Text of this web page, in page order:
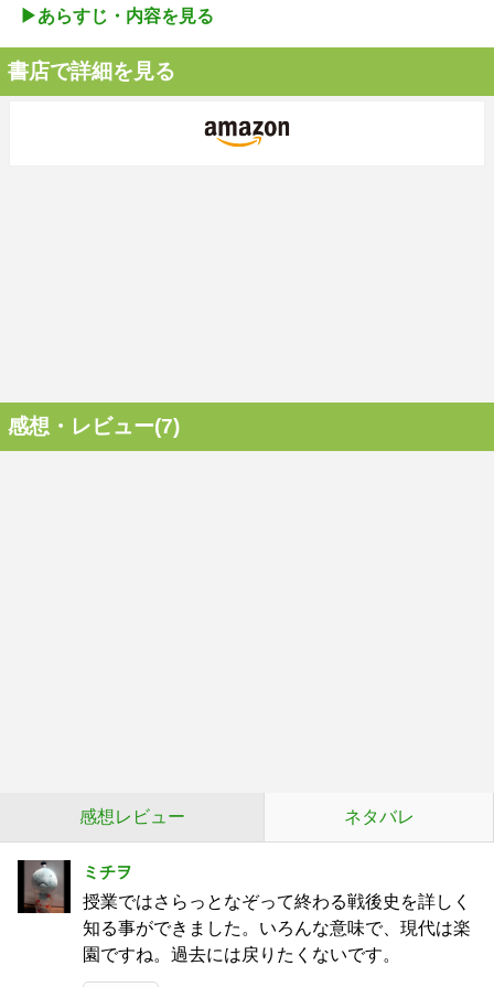
▶︎あらすじ・内容を見る
書店で詳細を見る
感想・レビュー(7)
感想レビュー ネタバレ
ミチヲ
授業ではさらっとなぞって終わる戦後史を詳しく
知る事ができました。いろんな意味で、現代は楽
園ですね。過去には戻りたくないです。